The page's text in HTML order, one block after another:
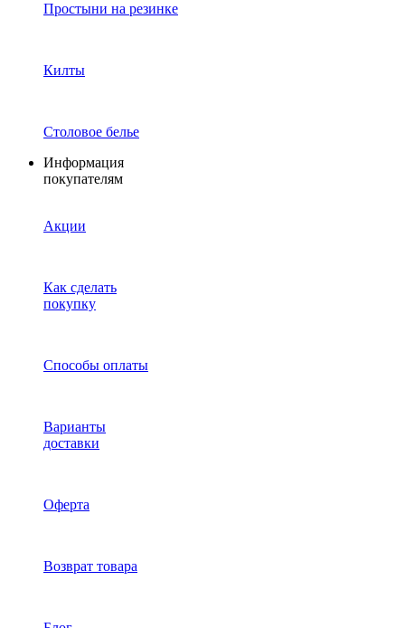
Простыни на резинке
Килты
Столовое белье
Информация
покупателям
Акции
Как сделать
покупку
Способы оплаты
Варианты
доставки
Оферта
Возврат товара